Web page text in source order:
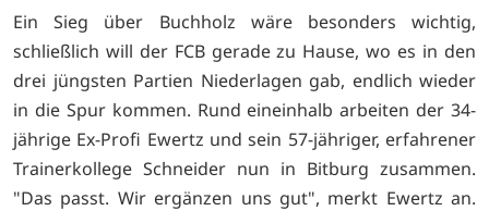
Ein Sieg über Buchholz wäre besonders wichtig,
schließlich will der FCB gerade zu Hause, wo es in den
drei jüngsten Partien Niederlagen gab, endlich wieder
in die Spur kommen. Rund eineinhalb arbeiten der 34-
jährige Ex-Profi Ewertz und sein 57-jähriger, erfahrener
Trainerkollege Schneider nun in Bitburg zusammen.
"Das passt. Wir ergänzen uns gut", merkt Ewertz an.